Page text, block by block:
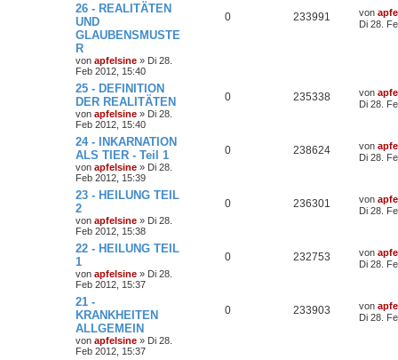
26 - REALITÄTEN
UND
GLAUBENSMUSTE
R
von apfelsine » Di 28.
Feb 2012, 15:40
0 233991 von
Di 28.
25 - DEFINITION
DER REALITÄTEN
von apfelsine » Di 28.
Feb 2012, 15:40
0 235338 von
Di 28.
24 - INKARNATION
ALS TIER - Teil 1
von apfelsine » Di 28.
Feb 2012, 15:39
0 238624 von
Di 28.
23 - HEILUNG TEIL
2
von apfelsine » Di 28.
Feb 2012, 15:38
0 236301 von
Di 28.
22 - HEILUNG TEIL
1
von apfelsine » Di 28.
Feb 2012, 15:37
0 232753 von
Di 28.
21 -
KRANKHEITEN
ALLGEMEIN
von apfelsine » Di 28.
Feb 2012, 15:37
0 233903 von
Di 28.